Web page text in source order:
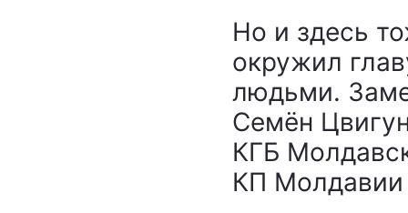
Но и здесь
окружил
людьми.
Семён
КГБ
КП